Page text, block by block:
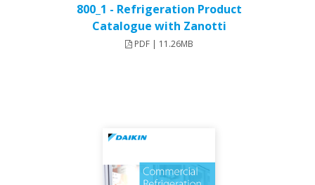
800_1 - Refrigeration Product
Catalogue with Zanotti
PDF | 11.26MB